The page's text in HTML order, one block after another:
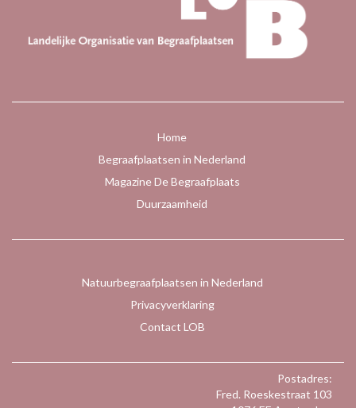
Home
Begraafplaatsen in Nederland
Magazine De Begraafplaats
Duurzaamheid
Natuurbegraafplaatsen in Nederland
Privacyverklaring
Contact LOB
Postadres:
Fred. Roeskestraat 103